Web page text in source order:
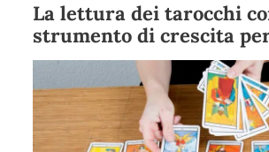
La lettura dei tarocchi
strumento di crescita